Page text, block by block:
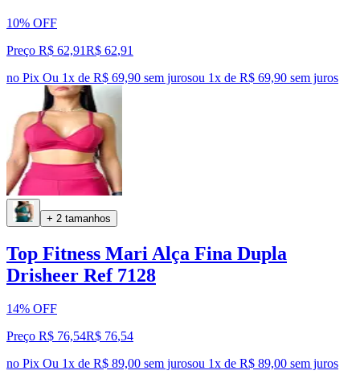
10% OFF
Preço R$ 62,91R$ 62,91
no Pix Ou 1x de R$ 69,90 sem jurosou 1x de R$ 69,90 sem juros
+ 2 tamanhos
Top Fitness Mari Alça Fina Dupla
Drisheer Ref 7128
14% OFF
Preço R$ 76,54R$ 76,54
no Pix Ou 1x de R$ 89,00 sem jurosou 1x de R$ 89,00 sem juros